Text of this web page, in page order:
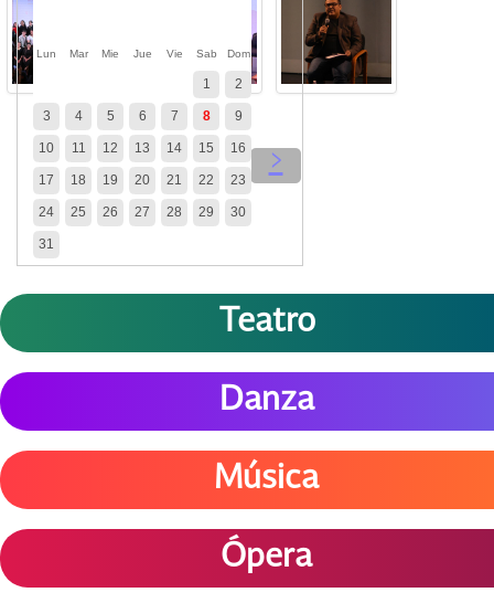
‹ ›
Lun Mar Mie Jue Vie Sab Dom
1 2
3 4 5 6 7 8 9
10 11 12 13 14 15 16
17 18 19 20 21 22 23
24 25 26 27 28 29 30
31
Teatro
Danza
Música
Ópera